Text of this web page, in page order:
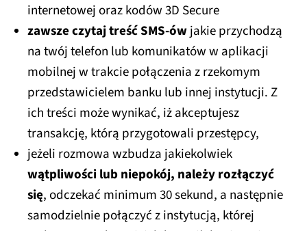
internetowej oraz kodów 3D Secure
zawsze czytaj treść SMS-ówjakie przychodzą
na twój telefon lub komunikatów w aplikacji
mobilnej w trakcie połączenia z rzekomym
przedstawicielem banku lub innej instytucji. Z
ich treści może wynikać, iż akceptujesz
transakcję, którą przygotowali przestępcy,
jeżeli rozmowa wzbudza jakiekolwiek
wątpliwości lub niepokój, należy rozłączyć
się, odczekać minimum 30 sekund, a następnie
samodzielnie połączyć z instytucją, której